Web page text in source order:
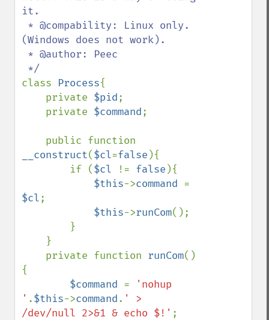
it.
(Windows does not work).
class Process{
    private
$pid;
    private
$command;
__construct($cl=false ){
        if (
$cl != false ){
$this->command
$cl;
$this->runCom();
    private function
runCom()
{
$command =
'nohup
' .$this->command. ' >
/dev/null 2>&1 & echo $!' ;